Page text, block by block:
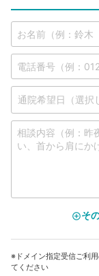
add_circle_outlineそ
※ドメイン指定受信ご利
てください